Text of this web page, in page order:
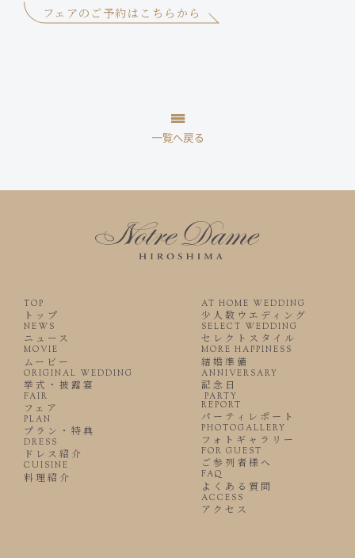
フェアのご予約はこちらから
TOP
トップ
NEWS
ニュース
MOVIE
ムービー
ORIGINAL WEDDING
挙式・披露宴
AT HOME WEDDING
少人数ウエディング
SELECT WEDDING
セレクトスタイル
MORE HAPPINESS
結婚準備
ANNIVERSARY
記念日
FAIR
フェア
PLAN
プラン・特典
DRESS
ドレス紹介
CUISINE
料理紹介
PARTY
REPORT
パーティレポート
PHOTOGALLERY
フォトギャラリー
FOR GUEST
ご参列者様へ
FAQ
よくある質問
ACCESS
アクセス